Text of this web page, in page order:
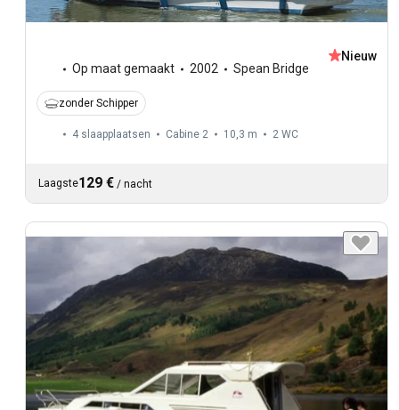
Op maat gemaakt 2002 Spean Bridge
Nieuw
zonder Schipper
4 slaapplaatsen Cabine 2 10,3 m 2 WC
Laagste129 € / nacht